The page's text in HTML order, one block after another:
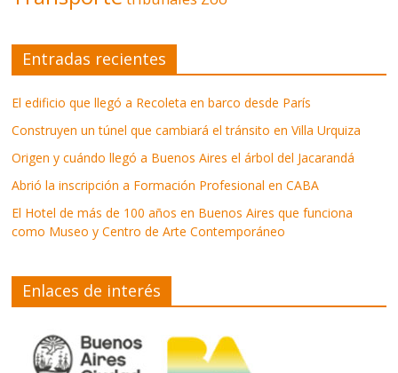
Entradas recientes
El edificio que llegó a Recoleta en barco desde París
Construyen un túnel que cambiará el tránsito en Villa Urquiza
Origen y cuándo llegó a Buenos Aires el árbol del Jacarandá
Abrió la inscripción a Formación Profesional en CABA
El Hotel de más de 100 años en Buenos Aires que funciona
como Museo y Centro de Arte Contemporáneo
Enlaces de interés